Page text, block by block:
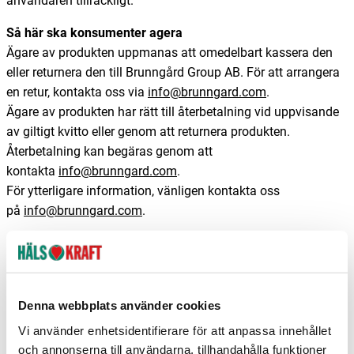
Denna webbplats använder cookies
Vi använder enhetsidentifierare för att anpassa innehållet
och annonserna till användarna, tillhandahålla funktioner
Så här ska konsumenter agera
Ägare av produkten uppmanas att omedelbart kassera den
eller returnera den till Brunngård Group AB. För att arrangera
en retur, kontakta oss via info@brunngard.com.
Ägare av produkten har rätt till återbetalning vid uppvisande
av giltigt kvitto eller genom att returnera produkten.
Återbetalning kan begäras genom att
kontakta info@brunngard.com.
För ytterligare information, vänligen kontakta oss
på info@brunngard.com.
Företagsinformation
Press
Eko